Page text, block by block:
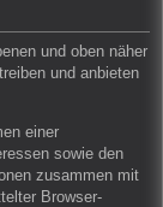
und oben näher
und anbieten
einer
sowie den
zusammen mit
Browser-